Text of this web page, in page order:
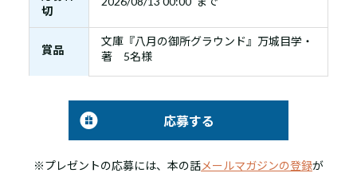
切
賞品
文庫『八月の御所グラウンド』万城目学・
著 5名様
応募する
※プレゼントの応募には、本の話メールマガジンの登録が